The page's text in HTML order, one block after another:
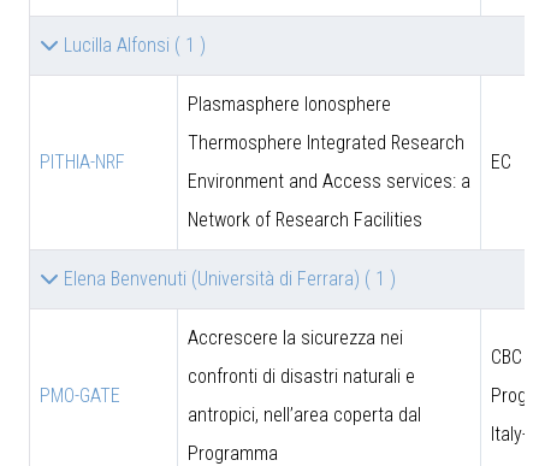
Lucilla Alfonsi ( 1 )
PITHIA-NRF
Plasmasphere Ionosphere
Thermosphere Integrated Research
Environment and Access services: a
Network of Research Facilities
EC
Elena Benvenuti (Università di Ferrara) ( 1 )
PMO-GATE
Accrescere la sicurezza nei
confronti di disastri naturali e
antropici, nell’area coperta dal
Programma
CBC
Italy-